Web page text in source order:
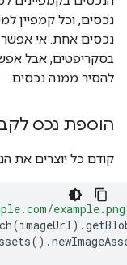
נכסים, וכל קמפיין
נכסים אחת. אי אפשר
בסקריפטים, אבל
להסיר ממנה נכסים.
הוספת נכס
קודם כל יוצרים את
(imageUrl).
().